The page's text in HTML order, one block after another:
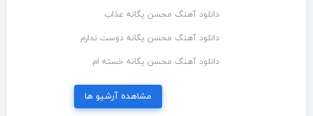
دانلود آهنگ محسن یگانه عذاب
دانلود آهنگ محسن یگانه دوست ندارم
دانلود آهنگ محسن یگانه خسته ام
مشاهده آرشیو ها